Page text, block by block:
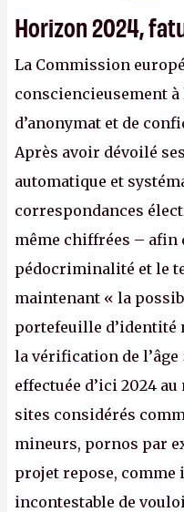
Horizon 2024,
La Commission
consciencieusement à
d’anonymat et de
Après avoir dévoilé
automatique et
correspondances
même chiffrées – afin
pédocriminalité et le
maintenant « la
portefeuille d’identité
la vérification de
effectuée d’ici 2024 au
sites considérés
mineurs, pornos par
projet repose, comme
incontestable de